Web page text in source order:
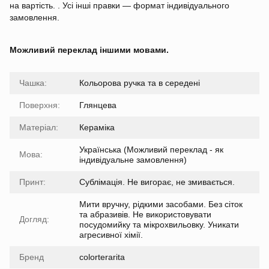
на вартість. . Усі інші правки — формат індивідуального
замовлення.
Можливий переклад іншими мовами.
Чашка: Кольорова ручка та в середені
Поверхня: Глянцева
Матеріал: Кераміка
Мова:
Українська (Можливий переклад - як
індивідуальне замовлення)
Принт: Сублімація. Не вигорає, не змивається.
Догляд:
Мити вручну, рідкими засобами. Без сіток
та абразивів. Не використовувати
посудомийку та мікрохвильовку. Уникати
агресивної хімії.
Бренд
colorterarita